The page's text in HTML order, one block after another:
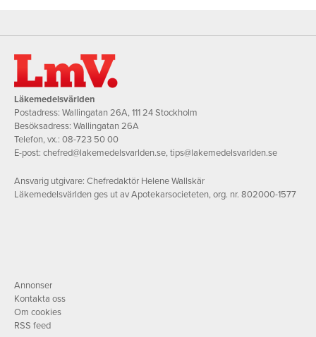
Läkemedelsvärlden
Postadress: Wallingatan 26A, 111 24 Stockholm
Besöksadress: Wallingatan 26A
Telefon, vx.: 08-723 50 00
E-post: chefred@lakemedelsvarlden.se,tips@lakemedelsvarlden.se
Ansvarig utgivare: Chefredaktör Helene Wallskär
Läkemedelsvärlden ges ut av Apotekarsocieteten, org. nr. 802000-1577
Annonser
Kontakta oss
Om cookies
RSS feed